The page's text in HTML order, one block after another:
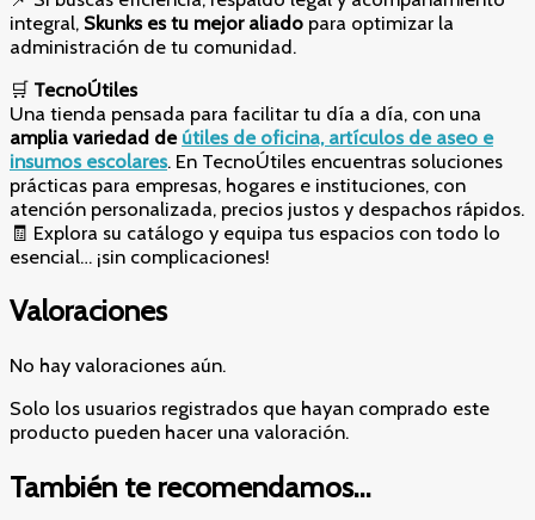
integral, Skunks es tu mejor aliado para optimizar la
administración de tu comunidad.
🛒 TecnoÚtiles
Una tienda pensada para facilitar tu día a día, con una
amplia variedad de útiles de oficina, artículos de aseo e
insumos escolares. En TecnoÚtiles encuentras soluciones
prácticas para empresas, hogares e instituciones, con
atención personalizada, precios justos y despachos rápidos.
🧾 Explora su catálogo y equipa tus espacios con todo lo
esencial… ¡sin complicaciones!
Valoraciones
No hay valoraciones aún.
Solo los usuarios registrados que hayan comprado este
producto pueden hacer una valoración.
También te recomendamos…